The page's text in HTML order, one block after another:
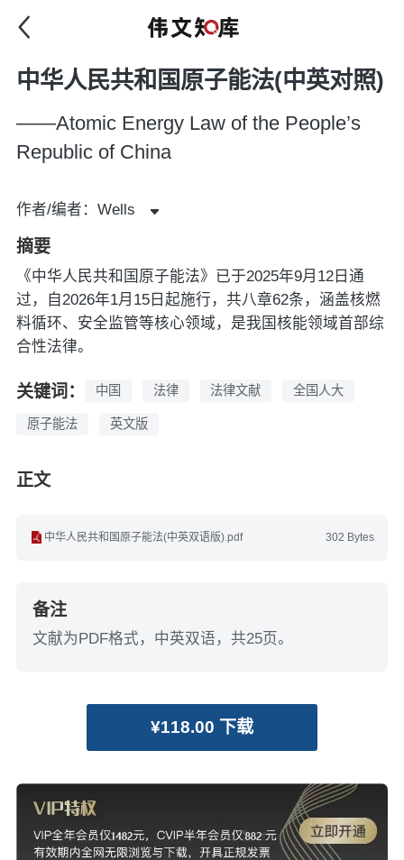
中华人民共和国原子能法(中英对照)
——Atomic Energy Law of the People’s
Republic of China
作者/编者：Wells
摘要
《中华人民共和国原子能法》已于2025年9月12日通
过，自2026年1月15日起施行‌，共八章62条，涵盖核燃
料循环、安全监管等核心领域，是我国核能领域首部综
合性法律。
关键词： 中国 法律 法律文献 全国人大
原子能法 英文版
正文
302 Bytes
中华人民共和国原子能法(中英双语版).pdf
备注
文献为PDF格式，中英双语，共25页。
¥118.00 下载